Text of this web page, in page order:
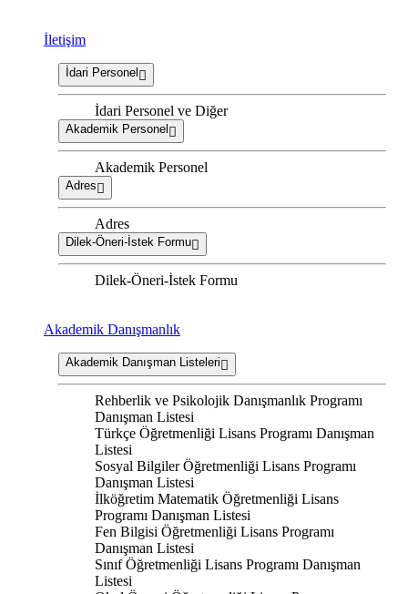
İletişim
İdari Personel
İdari Personel ve Diğer
Akademik Personel
Akademik Personel
Adres
Adres
Dilek-Öneri-İstek Formu
Dilek-Öneri-İstek Formu
Akademik Danışmanlık
Akademik Danışman Listeleri
Rehberlik ve Psikolojik Danışmanlık Programı
Danışman Listesi
Türkçe Öğretmenliği Lisans Programı Danışman
Listesi
Sosyal Bilgiler Öğretmenliği Lisans Programı
Danışman Listesi
İlköğretim Matematik Öğretmenliği Lisans
Programı Danışman Listesi
Fen Bilgisi Öğretmenliği Lisans Programı
Danışman Listesi
Sınıf Öğretmenliği Lisans Programı Danışman
Listesi